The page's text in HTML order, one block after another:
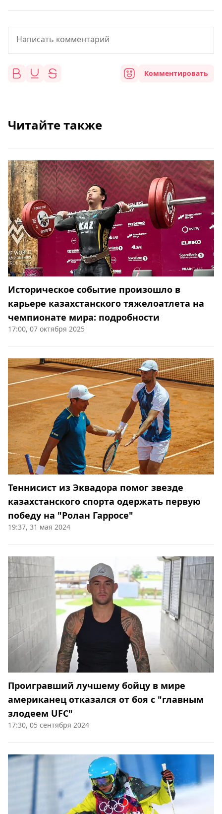
Комментировать
Читайте также
Историческое событие произошло в
карьере казахстанского тяжелоатлета на
чемпионате мира: подробности
17:00, 07 октября 2025
Теннисист из Эквадора помог звезде
казахстанского спорта одержать первую
победу на "Ролан Гарросе"
19:37, 31 мая 2024
Проигравший лучшему бойцу в мире
американец отказался от боя с "главным
злодеем UFC"
17:30, 05 сентября 2024